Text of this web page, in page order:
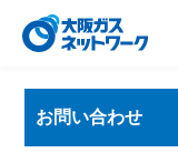
お問い合わせ